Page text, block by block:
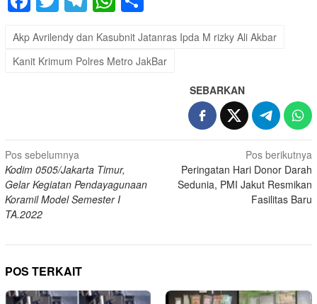
Akp Avrilendy dan Kasubnit Jatanras Ipda M rizky Ali Akbar
Kanit Krimum Polres Metro JakBar
SEBARKAN
Navigasi
pos
Pos sebelumnya
Kodim 0505/Jakarta Timur,
Gelar Kegiatan Pendayagunaan
Koramil Model Semester I
TA.2022
Pos berikutnya
Peringatan Hari Donor Darah
Sedunia, PMI Jakut Resmikan
Fasilitas Baru
POS TERKAIT